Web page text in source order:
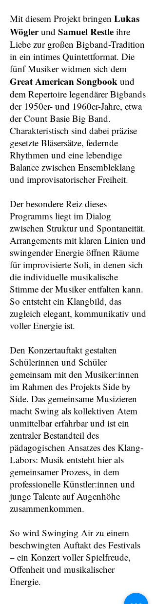
Mit diesem Projekt bringen Lukas
Wöglerund Samuel Restle ihre
Liebe zur großen Bigband-Tradition
in ein intimes Quintettformat. Die
fünf Musiker widmen sich dem
Great American Songbook und
dem Repertoire legendärer Bigbands
der 1950er- und 1960er-Jahre, etwa
der Count Basie Big Band.
Charakteristisch sind dabei präzise
gesetzte Bläsersätze, federnde
Rhythmen und eine lebendige
Balance zwischen Ensembleklang
und improvisatorischer Freiheit.
Der besondere Reiz dieses
Programms liegt im Dialog
zwischen Struktur und Spontaneität.
Arrangements mit klaren Linien und
swingender Energie öffnen Räume
für improvisierte Soli, in denen sich
die individuelle musikalische
Stimme der Musiker entfalten kann.
So entsteht ein Klangbild, das
zugleich elegant, kommunikativ und
voller Energie ist.
Den Konzertauftakt gestalten
Schülerinnen und Schüler
gemeinsam mit den Musiker:innen
im Rahmen des Projekts Side by
Side. Das gemeinsame Musizieren
macht Swing als kollektiven Atem
unmittelbar erfahrbar und ist ein
zentraler Bestandteil des
pädagogischen Ansatzes des Klang-
Labors: Musik entsteht hier als
gemeinsamer Prozess, in dem
professionelle Künstler:innen und
junge Talente auf Augenhöhe
zusammenkommen.
So wird Swinging Air zu einem
beschwingten Auftakt des Festivals
– ein Konzert voller Spielfreude,
Offenheit und musikalischer
Energie.